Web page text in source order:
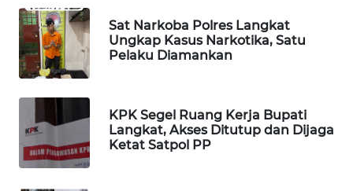
Sat Narkoba Polres Langkat
Ungkap Kasus Narkotika, Satu
Pelaku Diamankan
KPK Segel Ruang Kerja Bupati
Langkat, Akses Ditutup dan Dijaga
Ketat Satpol PP
NEWS
SIDIKALANG
NEWS
NEWS
METRO